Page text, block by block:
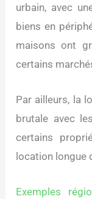
urbain, avec
biens en
maisons ont
certains
Par ailleurs, la
brutale avec
certains
location longue
Exemples